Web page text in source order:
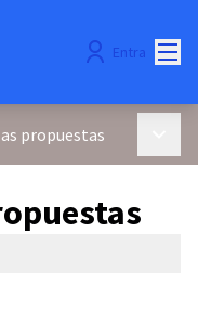
Entra
propuestas